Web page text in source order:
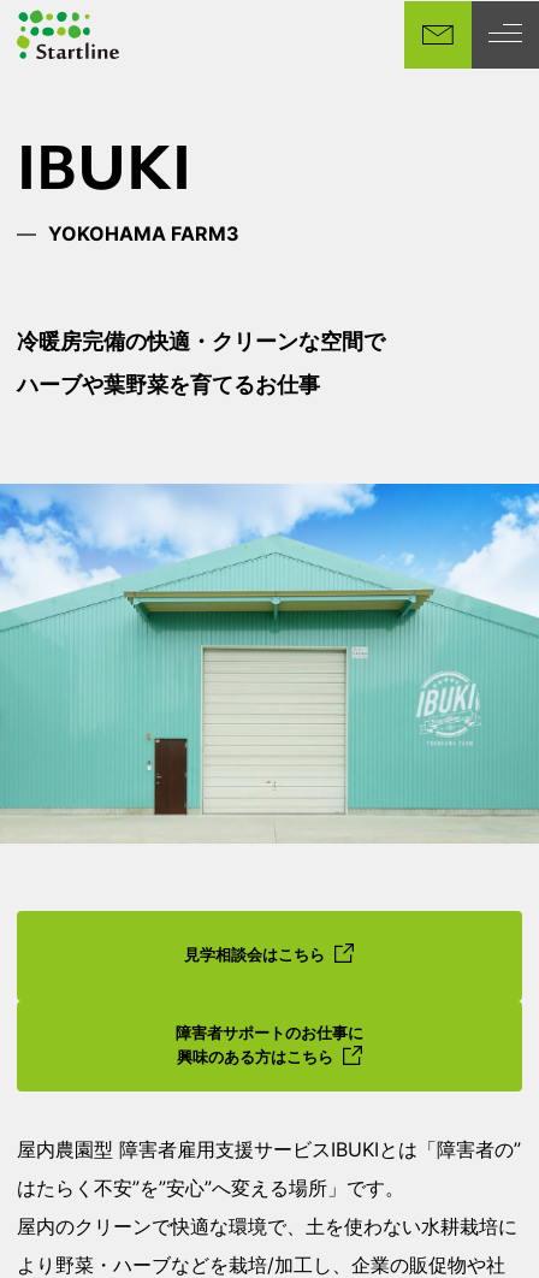
イ
IBUKI
YOKOHAMA FARM3
冷暖房完備の快適・クリーンな空間で
ハーブや葉野菜を育てるお仕事
屋内農園型 障害者雇用支援サービスIBUKIとは「障害者の”
はたらく不安”を”安心”へ変える場所」です。
屋内のクリーンで快適な環境で、土を使わない水耕栽培に
より野菜・ハーブなどを栽培/加工し、企業の販促物や社
見学相談会はこちら
障害者サポートのお仕事に
興味のある方はこちら